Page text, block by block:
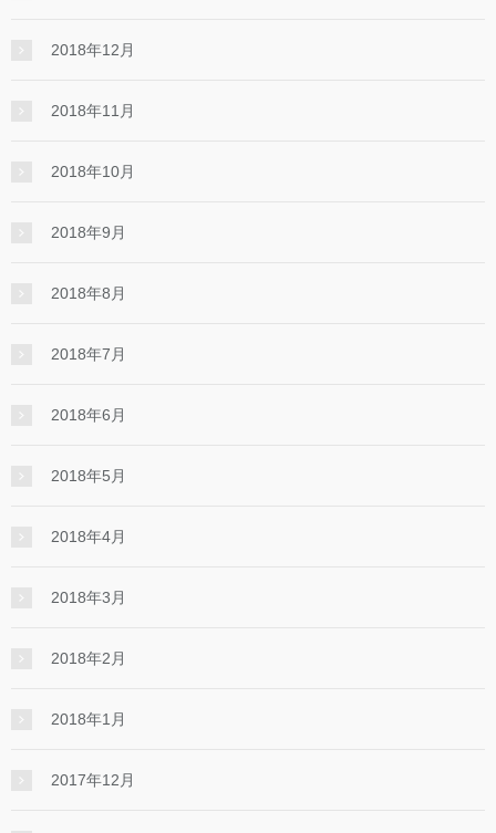
2018年12月
2018年11月
2018年10月
2018年9月
2018年8月
2018年7月
2018年6月
2018年5月
2018年4月
2018年3月
2018年2月
2018年1月
2017年12月